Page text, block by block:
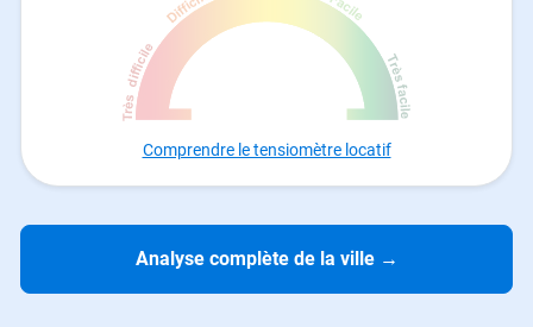
Comprendre le tensiomètre locatif
Analyse complète de la ville →